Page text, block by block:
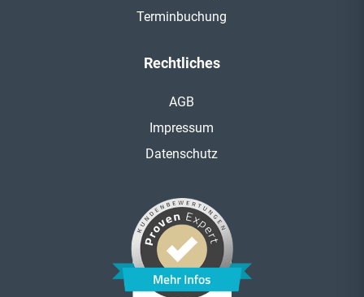
Terminbuchung
Rechtliches
AGB
Impressum
Datenschutz